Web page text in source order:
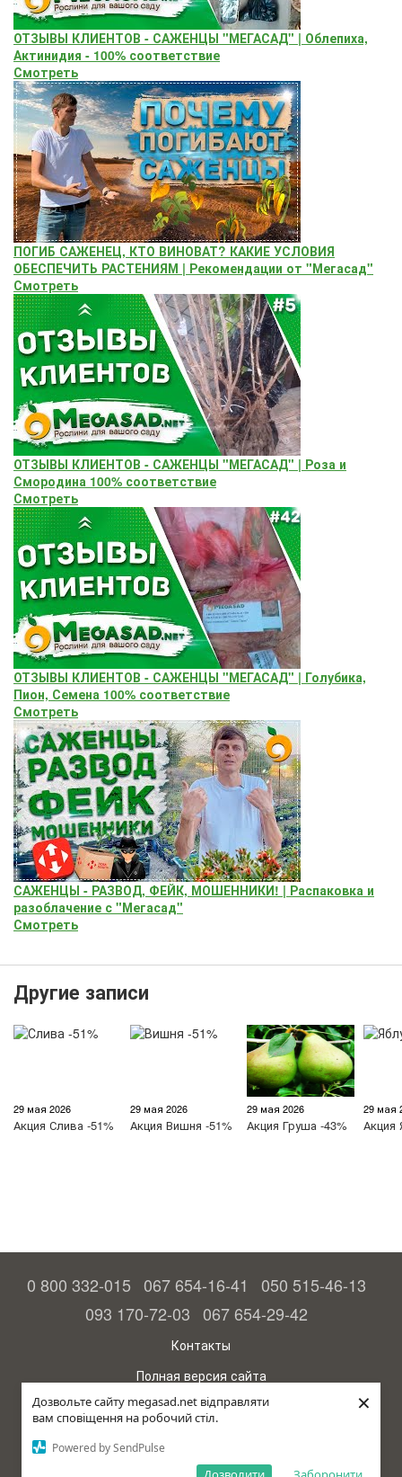
Дозвольте сайту megasad.net відправляти
вам сповіщення на робочий стіл.
Powered by SendPulse
×
ОТЗЫВЫ КЛИЕНТОВ - САЖЕНЦЫ "МЕГАСАД" | Облепиха,
Актинидия - 100% соответствие
Смотреть
ПОГИБ САЖЕНЕЦ, КТО ВИНОВАТ? КАКИЕ УСЛОВИЯ
ОБЕСПЕЧИТЬ РАСТЕНИЯМ | Рекомендации от "Мегасад"
Смотреть
ОТЗЫВЫ КЛИЕНТОВ - САЖЕНЦЫ "МЕГАСАД" | Роза и
Смородина 100% соответствие
Смотреть
ОТЗЫВЫ КЛИЕНТОВ - САЖЕНЦЫ "МЕГАСАД" | Голубика,
Пион, Семена 100% соответствие
Смотреть
САЖЕНЦЫ - РАЗВОД, ФЕЙК, МОШЕННИКИ! | Распаковка и
разоблачение с "Мегасад"
Смотреть
Другие записи
29 мая 2026
Акция Слива -51%
29 мая 2026
Акция Вишня -51%
29 мая 2026
Акция Груша -43%
29 мая
Акция
0 800 332-015 067 654-16-41
050 515-46-13
093 170-72-03 067 654-29-42
Контакты
Полная версия сайта
© 2015—2026
Megasad - гарантия высокого урожая